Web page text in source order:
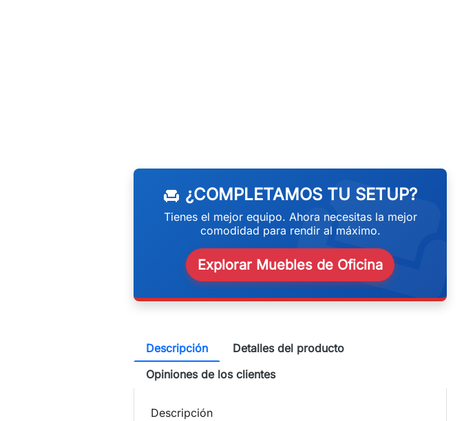
weekend
chair ¿COMPLETAMOS TU SETUP?
Tienes el mejor equipo. Ahora necesitas la mejor
comodidad para rendir al máximo.
Explorar Muebles de Oficina
Descripción
Detalles del producto
Opiniones de los clientes
Descripción